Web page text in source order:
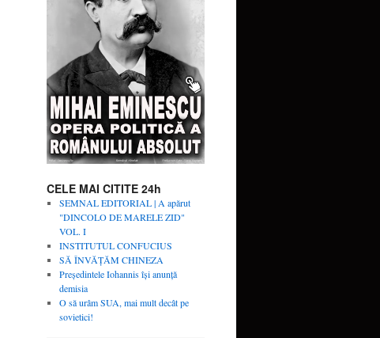
CELE MAI CITITE 24h
SEMNAL EDITORIAL | A apărut
"DINCOLO DE MARELE ZID"
VOL. I
INSTITUTUL CONFUCIUS
SĂ ÎNVĂŢĂM CHINEZA
Președintele Iohannis își anunță
demisia
O să urâm SUA, mai mult decât pe
sovietici!